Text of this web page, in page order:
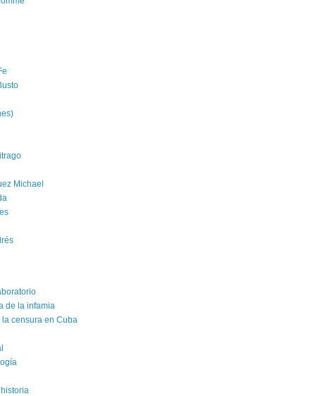
Michael
de la infamia
censura en Cuba